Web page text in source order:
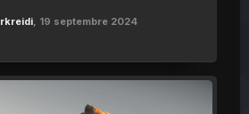
, 19 septembre 2024